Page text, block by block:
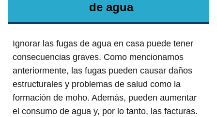
de agua
Ignorar las fugas de agua en casa puede tener
consecuencias graves. Como mencionamos
anteriormente, las fugas pueden causar daños
estructurales y problemas de salud como la
formación de moho. Además, pueden aumentar
el consumo de agua y, por lo tanto, las facturas.